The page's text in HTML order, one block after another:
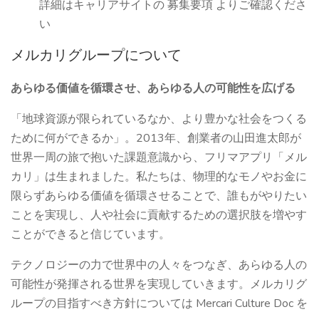
詳細はキャリアサイトの 募集要項 よりご確認くださ
い
メルカリグループについて
あらゆる価値を循環させ、あらゆる人の可能性を広げる
「地球資源が限られているなか、より豊かな社会をつくる
ために何ができるか」。2013年、創業者の山田進太郎が
世界一周の旅で抱いた課題意識から、フリマアプリ「メル
カリ」は生まれました。私たちは、物理的なモノやお金に
限らずあらゆる価値を循環させることで、誰もがやりたい
ことを実現し、人や社会に貢献するための選択肢を増やす
ことができると信じています。
テクノロジーの力で世界中の人々をつなぎ、あらゆる人の
可能性が発揮される世界を実現していきます。メルカリグ
ループの目指すべき方針については Mercari Culture Doc を